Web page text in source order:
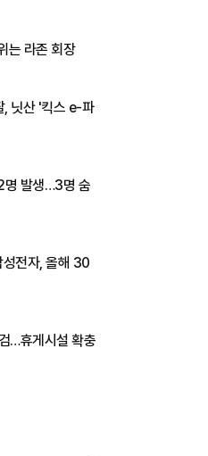
는 라존 회장
, 닛산 '킥스 e-파
명 발생…3명 숨
전자, 올해 30
…휴게시설 확충